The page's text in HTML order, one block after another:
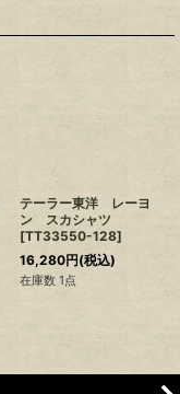
テーラー東洋 レーヨ
ン スカシャツ
[TT33550-128]
16,280円(税込)
在庫数 1点